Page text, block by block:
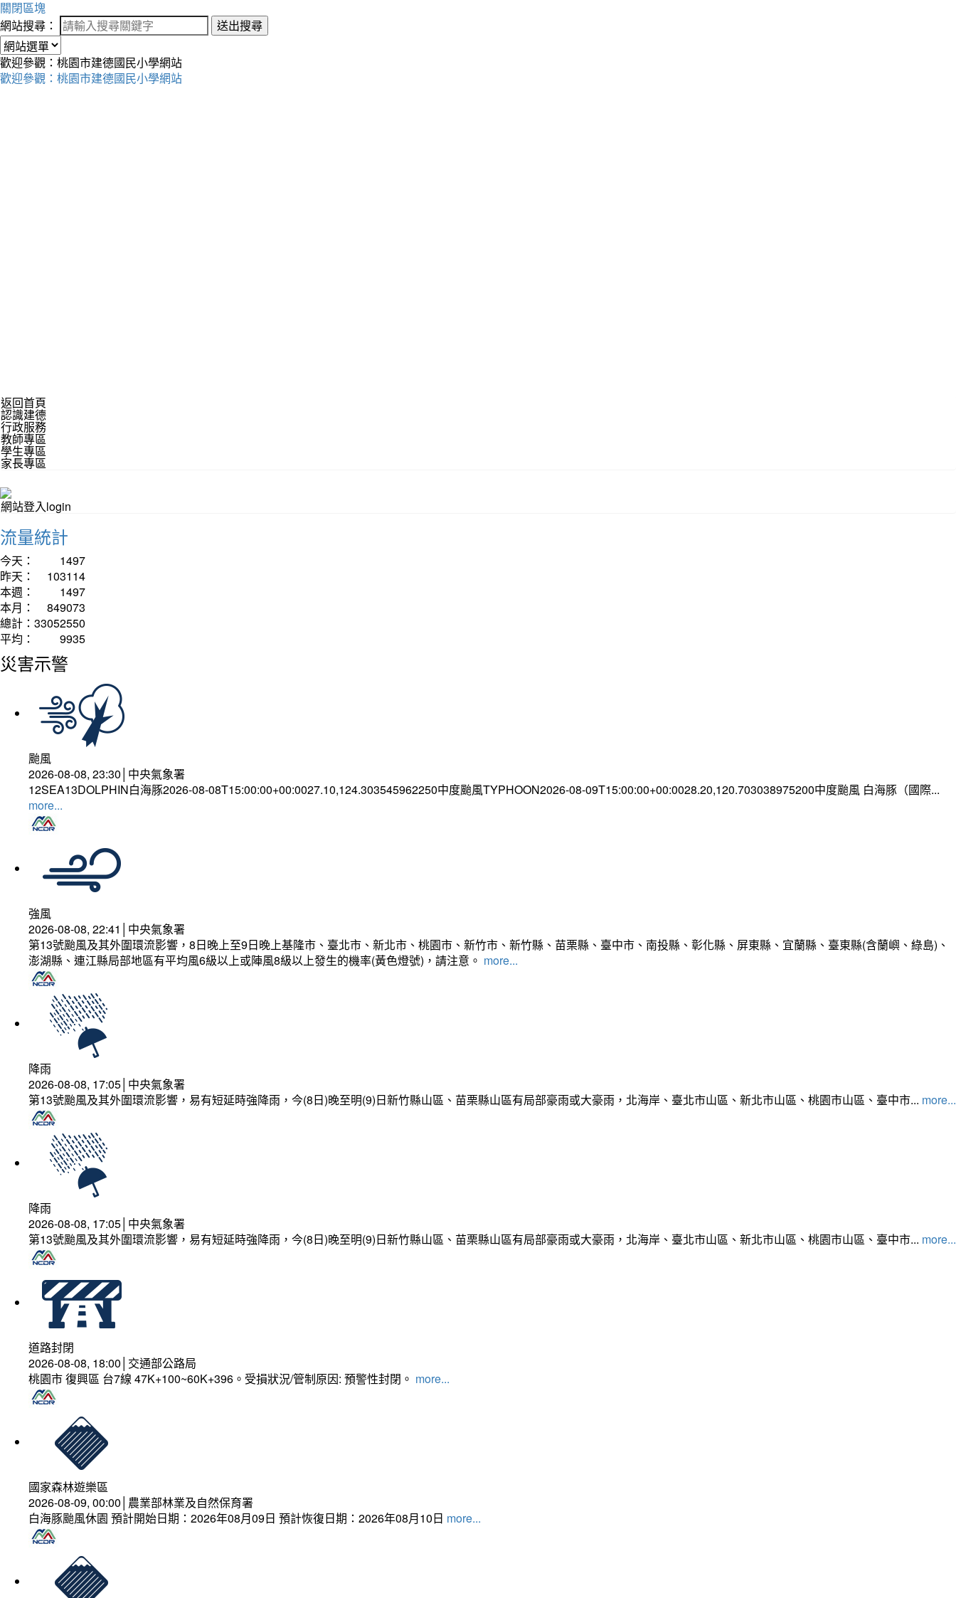
關閉區塊
網站搜尋：
送出搜尋
歡迎參觀：桃園市建德國民小學網站
歡迎參觀：桃園市建德國民小學網站
返回首頁
認識建德
行政服務
教師專區
學生專區
家長專區
網站登入login
流量統計
今天：
1497
昨天：
103114
本週：
1497
本月：
849073
總計： 33052550
平均：
9935
災害示警
颱風
2026-08-08, 23:30│中央氣象署
12SEA13DOLPHIN白海豚2026-08-08T15:00:00+00:0027.10,124.303545962250中度颱風TYPHOON2026-08-09T15:00:00+00:0028.20,120.703038975200中度颱風 白海豚（國際...
more...
強風
2026-08-08, 22:41│中央氣象署
第13號颱風及其外圍環流影響，8日晚上至9日晚上基隆市、臺北市、新北市、桃園市、新竹市、新竹縣、苗栗縣、臺中市、南投縣、彰化縣、屏東縣、宜蘭縣、臺東縣(含蘭嶼、綠島)、
澎湖縣、連江縣局部地區有平均風6級以上或陣風8級以上發生的機率(黃色燈號)，請注意。 more...
降雨
2026-08-08, 17:05│中央氣象署
第13號颱風及其外圍環流影響，易有短延時強降雨，今(8日)晚至明(9)日新竹縣山區、苗栗縣山區有局部豪雨或大豪雨，北海岸、臺北市山區、新北市山區、桃園市山區、臺中市... more...
降雨
2026-08-08, 17:05│中央氣象署
第13號颱風及其外圍環流影響，易有短延時強降雨，今(8日)晚至明(9)日新竹縣山區、苗栗縣山區有局部豪雨或大豪雨，北海岸、臺北市山區、新北市山區、桃園市山區、臺中市... more...
道路封閉
2026-08-08, 18:00│交通部公路局
桃園市 復興區 台7線 47K+100~60K+396。受損狀況/管制原因: 預警性封閉。 more...
國家森林遊樂區
2026-08-09, 00:00│農業部林業及自然保育署
白海豚颱風休園 預計開始日期：2026年08月09日 預計恢復日期：2026年08月10日 more...